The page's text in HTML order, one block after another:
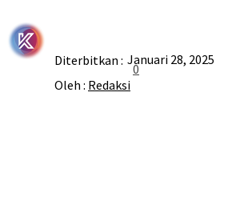
Oleh : Redaksi
0
Diterbitkan : Januari 28, 2025